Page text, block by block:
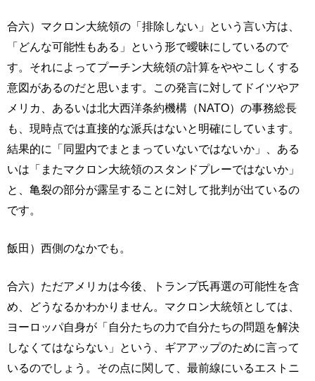
合六）マクロン大統領の「排除しない」という言い方は、
「どんな可能性もある」という形で曖昧にしているので
す。それによってプーチン大統領の計算をややこしくする
意図があるのだと思います。この発言に対してドイツやア
メリカ、あるいは北大西洋条約機構（NATO）の事務総長
も、現時点では直接的な派兵はないと明確にしています。
結果的に「同盟内でまとまっていないではないか」、ある
いは「またマクロン大統領のスタンドプレーではないか」
と、亀裂の部分が露呈することに対して批判が出ているの
です。
飯田）西側のなかでも。
合六）ただアメリカは今後、トランプ氏再選の可能性を含
め、どうなるかわかりません。マクロン大統領としては、
ヨーロッパ自身が「自分たちの力で自分たちの問題を解決
しなくてはならない」という、ギアアップのために言って
いるのでしょう。その点に関して、最前線にいるエストニ